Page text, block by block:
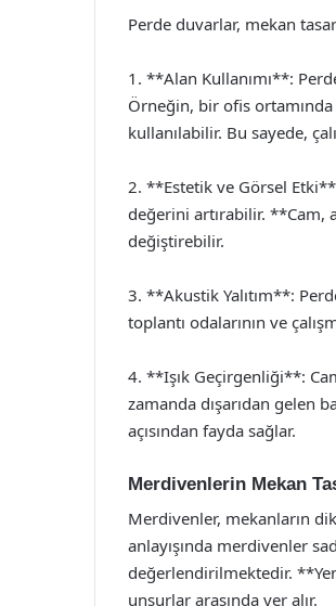
Perde duvarlar, mekan
1. **Alan Kullanımı**:
Örneğin, bir ofis
kullanılabilir. Bu sayede,
2. **Estetik ve Görsel
değerini artırabilir. **Cam,
değiştirebilir.
3. **Akustik Yalıtım**:
toplantı odalarının ve
4. **Işık Geçirgenliği**:
zamanda dışarıdan gelen
açısından fayda sağlar.
Merdivenlerin Mekan
Merdivenler, mekanların
anlayışında merdivenler
değerlendirilmektedir.
unsurlar arasında yer alır.